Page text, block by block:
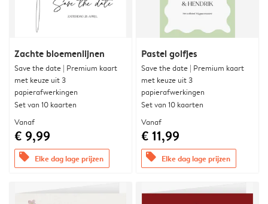
Zachte bloemenlijnen
Save the date | Premium kaart
met keuze uit 3
papierafwerkingen
Set van 10 kaarten
Vanaf
€ 9,99
offers Elke dag lage prijzen
Pastel golfjes
Save the date | Premium kaart
met keuze uit 3
papierafwerkingen
Set van 10 kaarten
Vanaf
€ 11,99
offers Elke dag lage prijzen